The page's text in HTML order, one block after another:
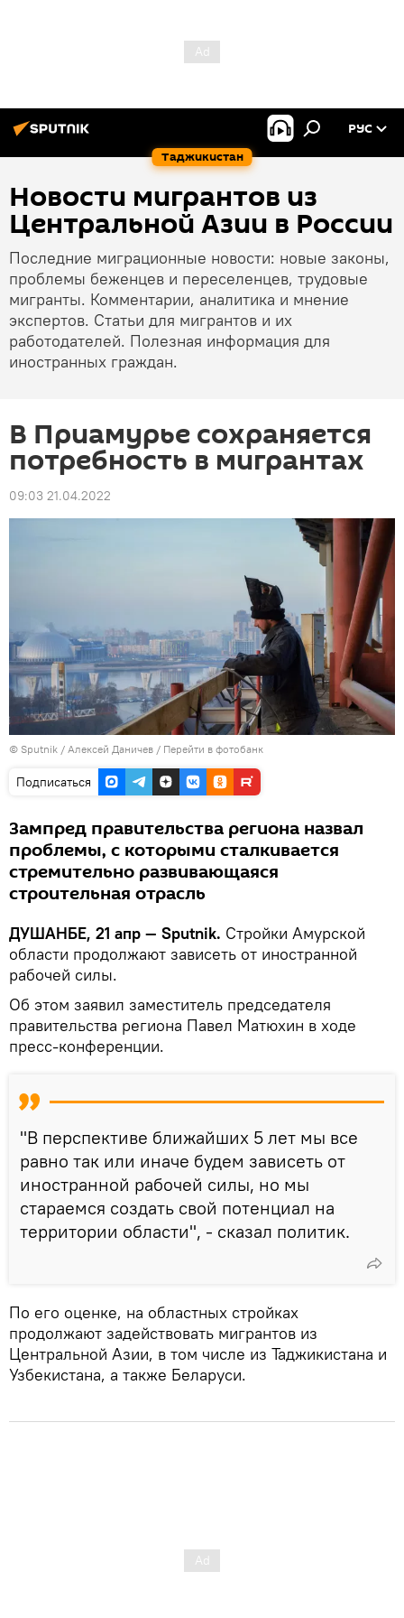
Таджикистан
РУС
Новости мигрантов из
Центральной Азии в России
Последние миграционные новости: новые законы,
проблемы беженцев и переселенцев, трудовые
мигранты. Комментарии, аналитика и мнение
экспертов. Статьи для мигрантов и их
работодателей. Полезная информация для
иностранных граждан.
В Приамурье сохраняется
потребность в мигрантах
09:03 21.04.2022
© Sputnik / Алексей Даничев / Перейти в фотобанк
Подписаться
Зампред правительства региона назвал
проблемы, с которыми сталкивается
стремительно развивающаяся
строительная отрасль
ДУШАНБЕ, 21 апр — Sputnik. Стройки Амурской
области продолжают зависеть от иностранной
рабочей силы.
Об этом заявил заместитель председателя
правительства региона Павел Матюхин в ходе
пресс-конференции.
"В перспективе ближайших 5 лет мы все
равно так или иначе будем зависеть от
иностранной рабочей силы, но мы
стараемся создать свой потенциал на
территории области", - сказал политик.
По его оценке, на областных стройках
продолжают задействовать мигрантов из
Центральной Азии, в том числе из Таджикистана и
Узбекистана, а также Беларуси.